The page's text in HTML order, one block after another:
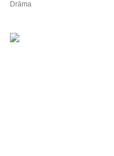
Drāma